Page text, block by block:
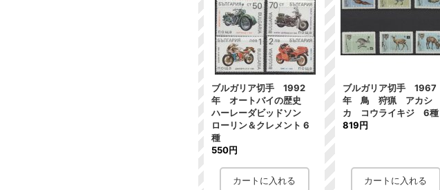
ブルガリア切手 1992
年 オートバイの歴史
ハーレーダビッドソン
ローリン＆クレメント 6
種
550円
ブルガリア切手 1967
年 鳥 狩猟 アカシ
カ コウライキジ 6種
819円